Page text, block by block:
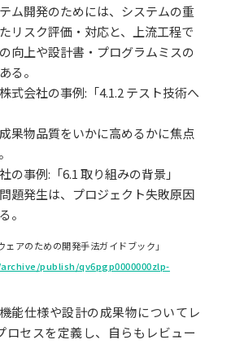
ム開発のためには、システムの重
リスク評価・対応と、上流工程で
向上や設計書・プログラムミスの
る。
式会社の事例:「4.1.2 テスト技術へ
果物品質をいかに高めるかに焦点
の事例:「6.1 取り組みの背景」
題発生は、プロジェクト失敗原因
。
アのための開発手法ガイドブック」
publish/qv6pgp0000000zlp-
能仕様や設計の成果物についてレ
ロセスを定義し、自らもレビュー